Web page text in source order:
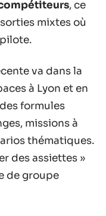
, ce
mixtes où
va dans la
à Lyon et en
formules
missions à
thématiques.
des assiettes »
de groupe